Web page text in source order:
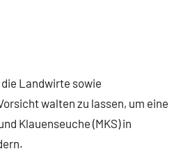
Landwirte sowie
walten zu lassen, um eine
Klauenseuche (MKS) in